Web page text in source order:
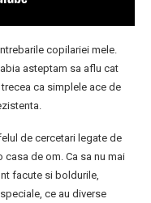
copilariei mele.
asteptam sa aflu cat
ca simplele ace de
de cercetari legate de
casa de om. Ca sa nu mai
facute si boldurile,
ce au diverse